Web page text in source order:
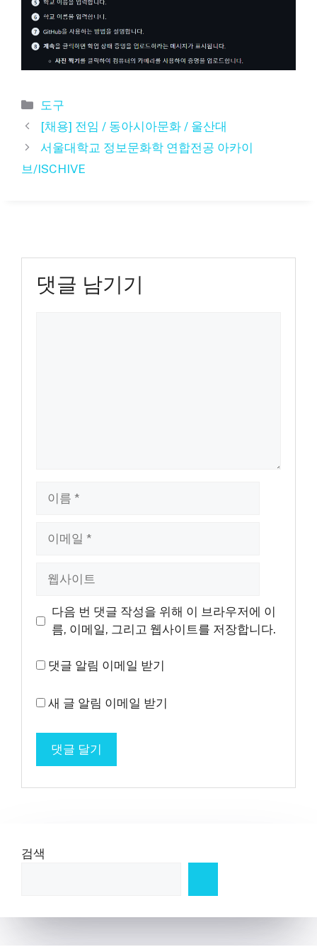
카
테
리
도구
[채용] 전임 / 동아시아문화 / 울산대
서울대학교 정보문화학 연합전공 아카이
브/ISCHIVE
댓글 남기기
트
다음 번 댓글 작성을 위해 이 브라우저에 이
름, 이메일, 그리고 웹사이트를 저장합니다.
댓글 알림 이메일 받기
새 글 알림 이메일 받기
검색